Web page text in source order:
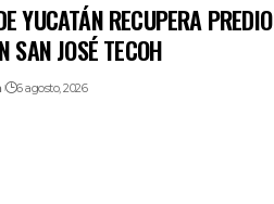
YUCATÁN RECUPERA PREDIO
SAN JOSÉ TECOH
6 agosto, 2026